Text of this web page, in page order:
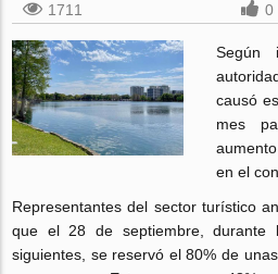
1711
0
Según
causó
mes
en el
Representantes del sector turístico
que el 28 de septiembre,
siguientes, se reservó el 80% de